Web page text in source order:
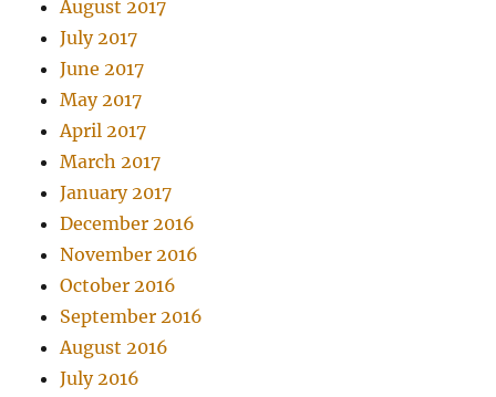
August 2017
July 2017
June 2017
May 2017
April 2017
March 2017
January 2017
December 2016
November 2016
October 2016
September 2016
August 2016
July 2016